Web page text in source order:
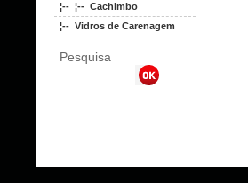
¦-- ¦-- Cachimbo
¦-- Vidros de Carenagem
Pesquisa